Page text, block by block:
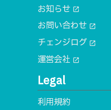
お知らせ open_in_new
お問い合わせ open_in_new
チェンジログ open_in_new
運営会社 open_in_new
Legal
利用規約